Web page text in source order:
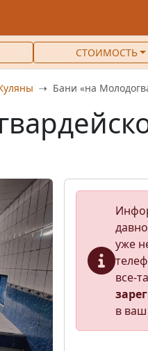
СТОИМОСТЬ
Бани «на
уже
все-
в ваш